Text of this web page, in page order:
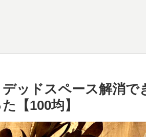
デッドスペース解消
【100均】